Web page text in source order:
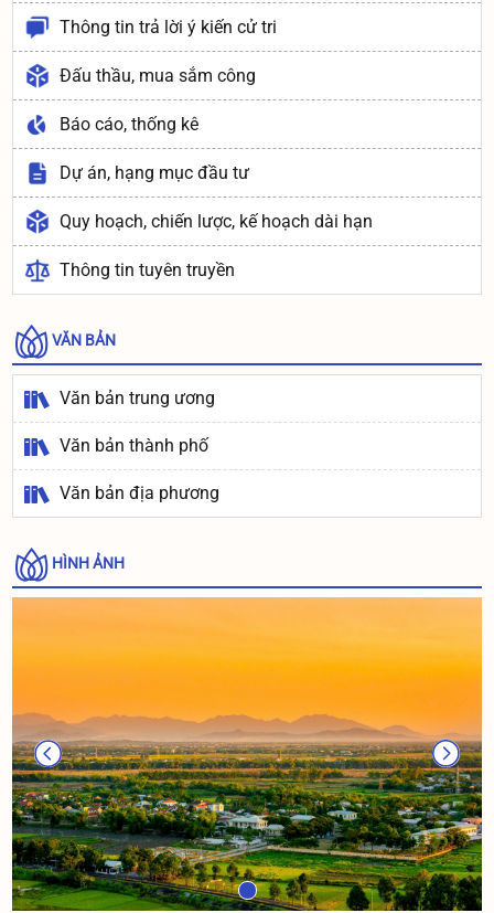
Thông tin trả lời ý kiến cử tri
Đấu thầu, mua sắm công
Báo cáo, thống kê
Dự án, hạng mục đầu tư
Quy hoạch, chiến lược, kế hoạch dài hạn
Thông tin tuyên truyền
VĂN BẢN
Văn bản trung ương
Văn bản thành phố
Văn bản địa phương
HÌNH ẢNH